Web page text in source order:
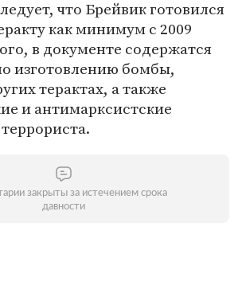
что Брейвик готовился
как минимум с 2009
в документе содержатся
изготовлению бомбы,
терактах, а также
и антимарксистские
закрыты за истечением срока
давности